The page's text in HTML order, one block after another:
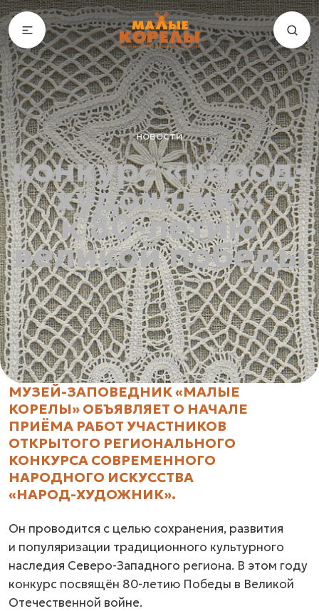
новости
конкурс «народ-
художник»:
к 80-летию
великой победы
МУЗЕЙ-ЗАПОВЕДНИК «МАЛЫЕ
КОРЕЛЫ» ОБЪЯВЛЯЕТ О НАЧАЛЕ
ПРИЁМА РАБОТ УЧАСТНИКОВ
ОТКРЫТОГО РЕГИОНАЛЬНОГО
КОНКУРСА СОВРЕМЕННОГО
НАРОДНОГО ИСКУССТВА
«НАРОД-ХУДОЖНИК».
Он проводится с целью сохранения, развития
и популяризации традиционного культурного
наследия Северо-Западного региона. В этом году
конкурс посвящён 80-летию Победы в Великой
Отечественной войне.